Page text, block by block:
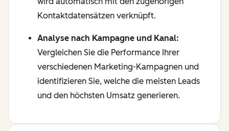
Kontaktdatensätzen verknüpft.
Analyse nach Kampagne und Kanal:
Vergleichen Sie die Performance Ihrer
verschiedenen Marketing-Kampagnen und
identifizieren Sie, welche die meisten Leads
und den höchsten Umsatz generieren.